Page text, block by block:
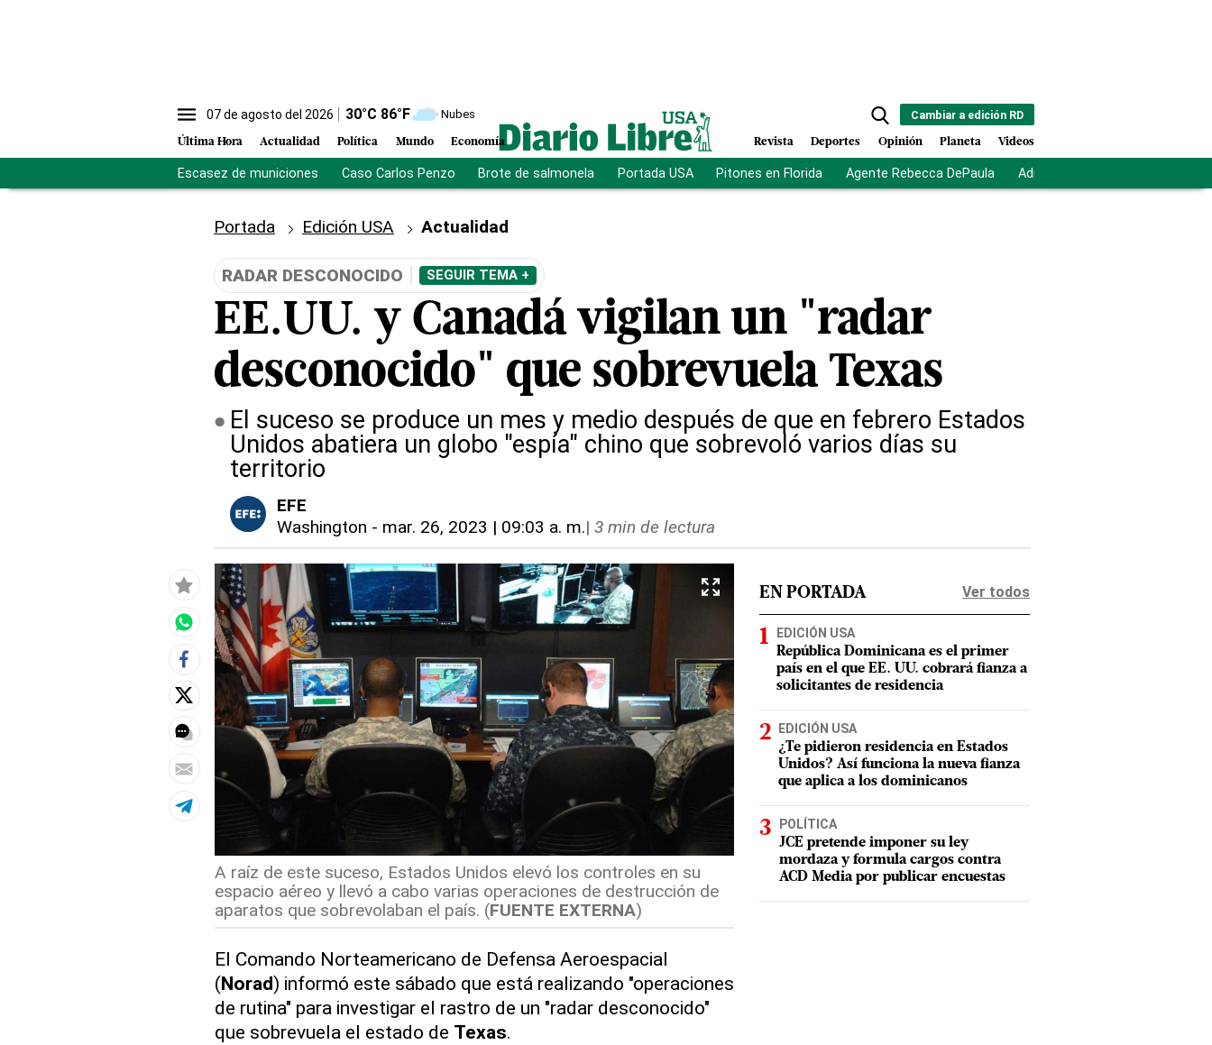
07 de agosto del 2026 30°C 86°F Nubes
Última Hora Actualidad Política Mundo Economía
Cambiar a edición RD
Revista Deportes Opinión Planeta Videos
Escasez de municiones Caso Carlos Penzo Brote de salmonela Portada USA Pitones en Florida Agente Rebecca DePaula Adriano Espaillat
Portada Edición USA Actualidad
RADAR DESCONOCIDO SEGUIR TEMA +
EE.UU. y Canadá vigilan un "radar
desconocido" que sobrevuela Texas
El suceso se produce un mes y medio después de que en febrero Estados
Unidos abatiera un globo "espía" chino que sobrevoló varios días su
territorio
EFE
Washington - mar. 26, 2023 | 09:03 a. m.| 3 min de lectura
A raíz de este suceso, Estados Unidos elevó los controles en su
espacio aéreo y llevó a cabo varias operaciones de destrucción de
aparatos que sobrevolaban el país. (FUENTE EXTERNA)
El Comando Norteamericano de Defensa Aeroespacial
(Norad) informó este sábado que está realizando "operaciones
de rutina" para investigar el rastro de un "radar desconocido"
que sobrevuela el estado de Texas.
EN PORTADA Ver todos
EDICIÓN USA
República Dominicana es el primer
país en el que EE. UU. cobrará fianza a
solicitantes de residencia
EDICIÓN USA
¿Te pidieron residencia en Estados
Unidos? Así funciona la nueva fianza
que aplica a los dominicanos
POLÍTICA
JCE pretende imponer su ley
mordaza y formula cargos contra
ACD Media por publicar encuestas